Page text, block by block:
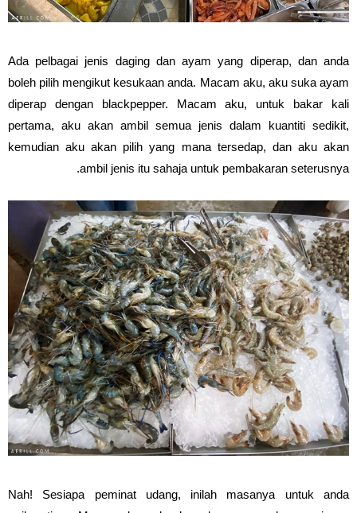
Ada pelbagai jenis daging dan ayam yang diperap, dan anda
boleh pilih mengikut kesukaan anda. Macam aku, aku suka ayam
diperap dengan blackpepper. Macam aku, untuk bakar kali
pertama, aku akan ambil semua jenis dalam kuantiti sedikit,
kemudian aku akan pilih yang mana tersedap, dan aku akan
ambil jenis itu sahaja untuk pembakaran seterusnya.
Nah! Sesiapa peminat udang, inilah masanya untuk anda